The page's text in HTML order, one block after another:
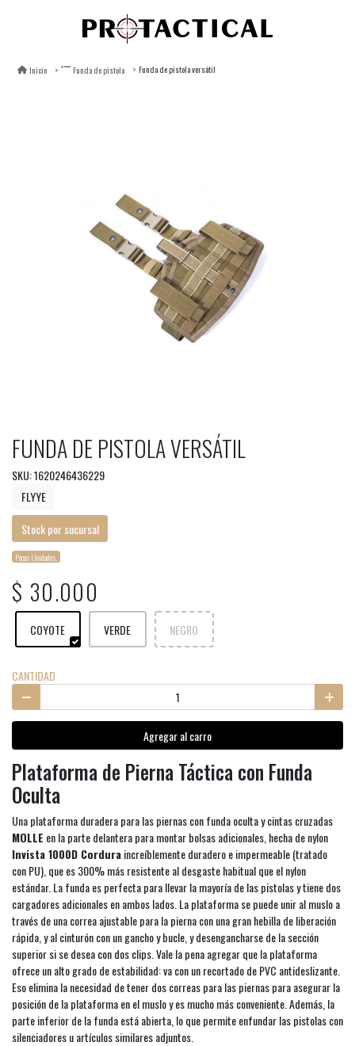
Inicio Funda de pistola Funda de pistola versátil
FUNDA DE PISTOLA VERSÁTIL
SKU: 1620246436229
FLYYE
Stock por sucursal
Pocas Unidades.
$ 30.000
COYOTE VERDE NEGRO
CANTIDAD
Agregar al carro
Plataforma de Pierna Táctica con Funda
Oculta
Una plataforma duradera para las piernas con funda oculta y cintas cruzadas
MOLLE en la parte delantera para montar bolsas adicionales, hecha de nylon
Invista 1000D Corduraincreíblemente duradero e impermeable (tratado
con PU), que es 300% más resistente al desgaste habitual que el nylon
estándar. La funda es perfecta para llevar la mayoría de las pistolas y tiene dos
cargadores adicionales en ambos lados. La plataforma se puede unir al muslo a
través de una correa ajustable para la pierna con una gran hebilla de liberación
rápida, y al cinturón con un gancho y bucle, y desengancharse de la sección
superior si se desea con dos clips. Vale la pena agregar que la plataforma
ofrece un alto grado de estabilidad: va con un recortado de PVC antideslizante.
Eso elimina la necesidad de tener dos correas para las piernas para asegurar la
posición de la plataforma en el muslo y es mucho más conveniente. Además, la
parte inferior de la funda está abierta, lo que permite enfundar las pistolas con
silenciadores u artículos similares adjuntos.